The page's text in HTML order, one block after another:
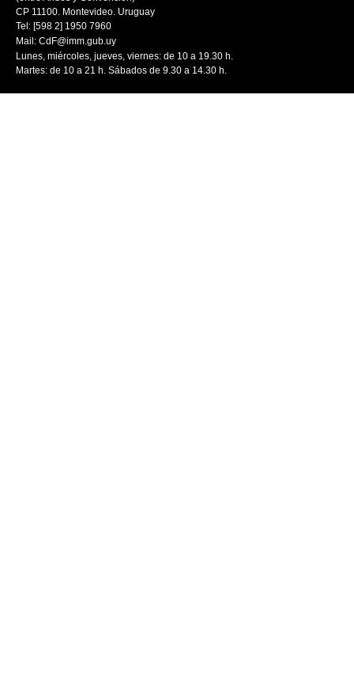
CP 11100. Montevideo. Uruguay
Tel: [598 2] 1950 7960
Mail: CdF@imm.gub.uy
Lunes, miércoles, jueves, viernes: de 10 a 19.30 h.
Martes: de 10 a 21 h. Sábados de 9.30 a 14.30 h.